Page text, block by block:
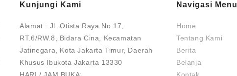
Kunjungi Kami
Alamat : Jl. Otista Raya No.17,
RT.6/RW.8, Bidara Cina, Kecamatan
Jatinegara, Kota Jakarta Timur, Daerah
Khusus Ibukota Jakarta 13330
Navigasi Menu
Home
Tentang Kami
Berita
Belanja